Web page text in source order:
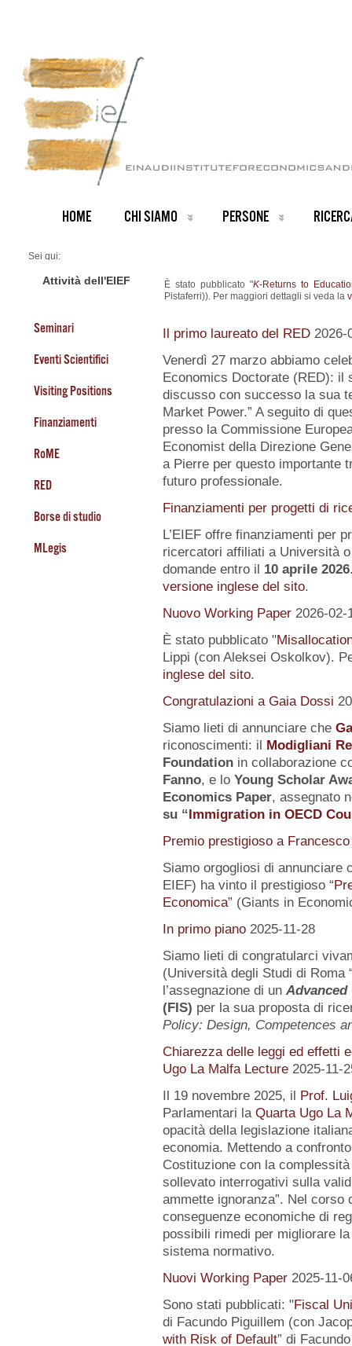
HOME CHI SIAMO PERSONE
Sei qui:
ARCHIVIO NOTIZIE
Attività dell'EIEF
Seminari
Eventi Scientifici
Visiting Positions
Finanziamenti
RoME
RED
Borse di studio
MLegis
È stato pubblicato "K-Returns to
Pistaferri)). Per maggiori dettagli si veda la
Il primo laureato del RED 2026-
Venerdì 27 marzo abbiamo
Economics Doctorate (RED): il
discusso con successo la sua
Market Power.” A seguito di
presso la Commissione
Economist della Direzione
a Pierre per questo importante
futuro professionale.
Finanziamenti per progetti di
L’EIEF offre finanziamenti per
ricercatori affiliati a Università
domande entro il 10 aprile 2026
versione inglese del sito.
Nuovo Working Paper 2026-02-
È stato pubblicato "
Lippi (con Aleksei Oskolkov).
inglese del sito.
Congratulazioni a Gaia Dossi
Siamo lieti di annunciare che
riconoscimenti: il Modigliani
Foundationin collaborazione
Fanno, e lo Young Scholar
Economics Paper, assegnato
su“Immigration in OECD
Premio prestigioso a
Siamo orgogliosi di annunciare
EIEF) ha vinto il prestigioso “
Economica” (Giants in
In primo piano 2025-11-28
Siamo lieti di congratularci
(Università degli Studi di Roma
l’assegnazione di un Advanced
(FIS) per la sua proposta di
Policy: Design, Competences
Chiarezza delle leggi ed effetti
Ugo La Malfa Lecture 2025-11-
Il 19 novembre 2025, il Prof.
Parlamentari la Quarta Ugo La
opacità della legislazione
economia. Mettendo a
Costituzione con la
sollevato interrogativi sulla
ammette ignoranza”. Nel corso
conseguenze economiche di
possibili rimedi per migliorare
sistema normativo.
Nuovi Working Paper 2025-11-
Sono stati pubblicati: "Fiscal
di Facundo Piguillem (con
with Risk of Default” di